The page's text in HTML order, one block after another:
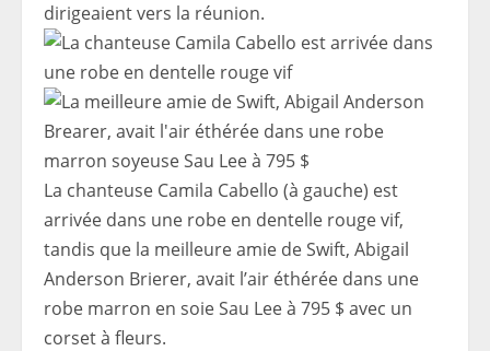
dirigeaient vers la réunion.
La chanteuse Camila Cabello (à gauche) est
arrivée dans une robe en dentelle rouge vif,
tandis que la meilleure amie de Swift, Abigail
Anderson Brierer, avait l’air éthérée dans une
robe marron en soie Sau Lee à 795 $ avec un
corset à fleurs.